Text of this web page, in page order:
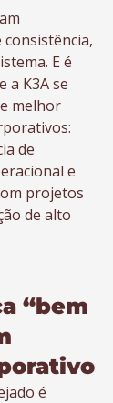
consistência,
E é
a K3A se
melhor
de
e
projetos
de alto
“bem
é